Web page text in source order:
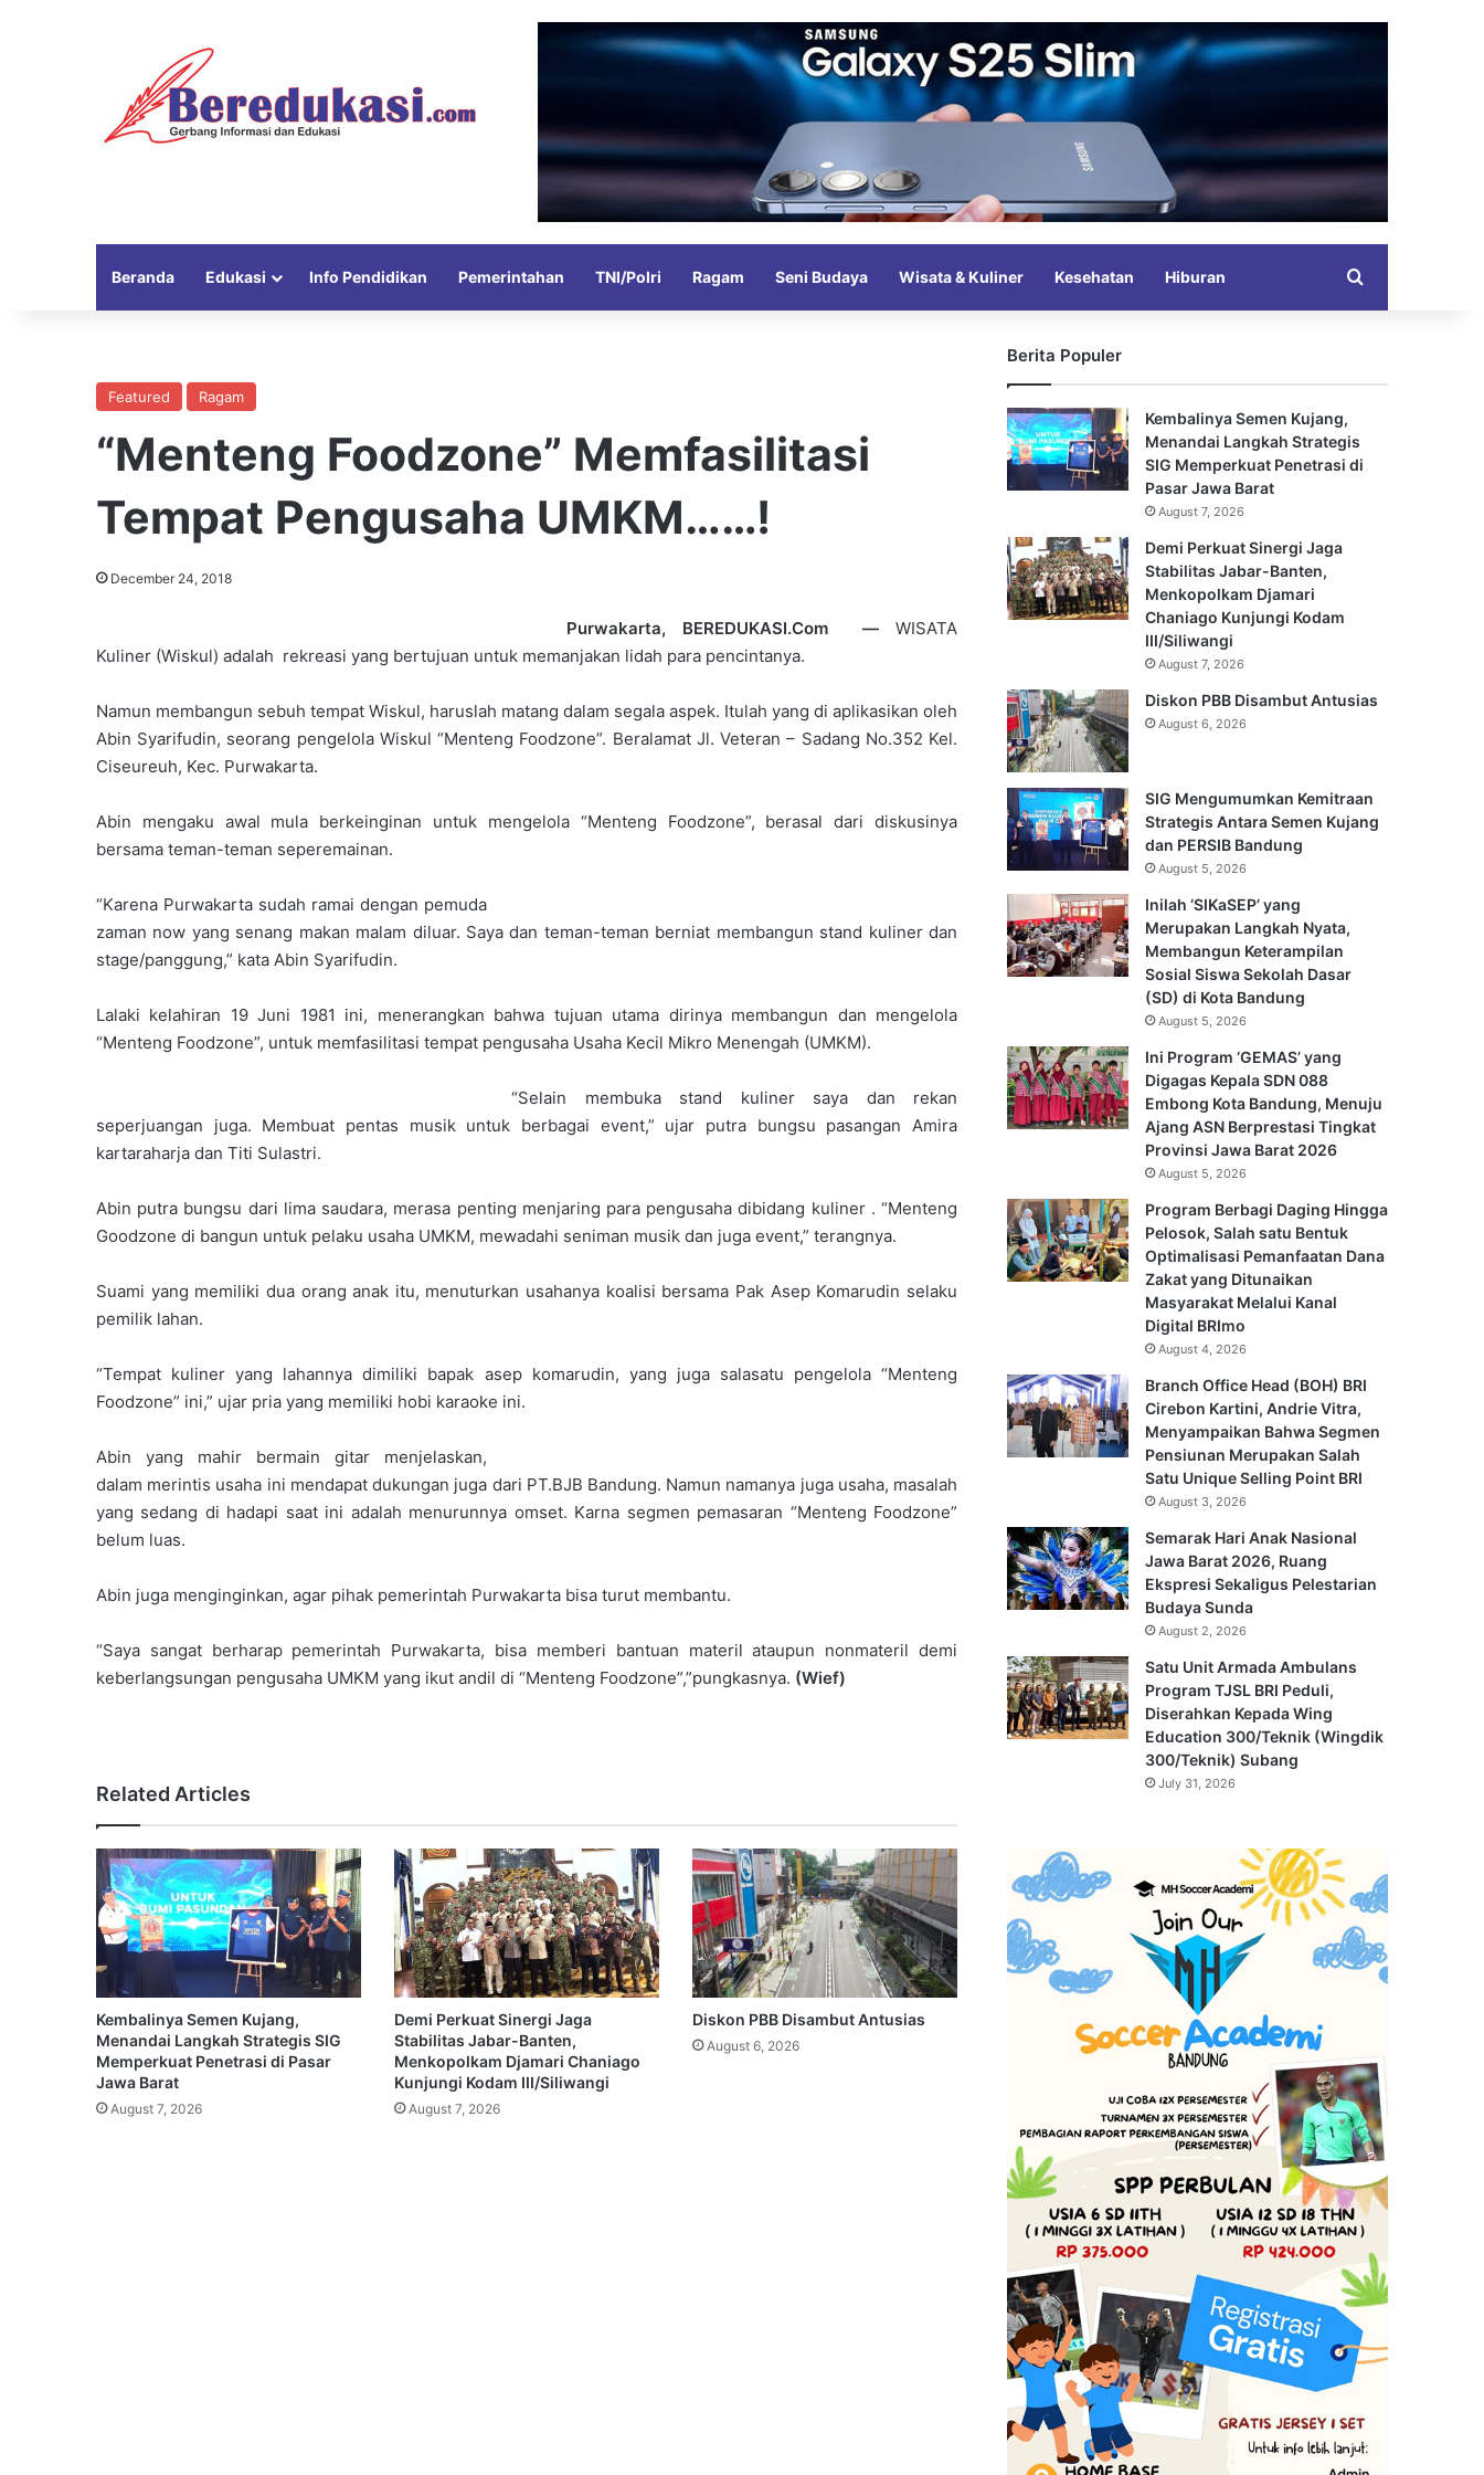
Beranda Edukasi Info Pendidikan Pemerintahan TNI/Polri Ragam Seni Budaya Wisata & Kuliner Kesehatan Hiburan
Featured Ragam
“Menteng Foodzone” Memfasilitasi
Tempat Pengusaha UMKM……!
December 24, 2018
Purwakarta, BEREDUKASI.Com — WISATA
Kuliner (Wiskul) adalah rekreasi yang bertujuan untuk memanjakan lidah para pencintanya.
Namun membangun sebuh tempat Wiskul, haruslah matang dalam segala aspek. Itulah yang di aplikasikan oleh
Abin Syarifudin, seorang pengelola Wiskul “Menteng Foodzone”. Beralamat Jl. Veteran – Sadang No.352 Kel.
Ciseureuh, Kec. Purwakarta.
Abin mengaku awal mula berkeinginan untuk mengelola “Menteng Foodzone”, berasal dari diskusinya
bersama teman-teman seperemainan.
“Karena Purwakarta sudah ramai dengan pemuda
zaman now yang senang makan malam diluar. Saya dan teman-teman berniat membangun stand kuliner dan
stage/panggung,” kata Abin Syarifudin.
Lalaki kelahiran 19 Juni 1981 ini, menerangkan bahwa tujuan utama dirinya membangun dan mengelola
“Menteng Foodzone”, untuk memfasilitasi tempat pengusaha Usaha Kecil Mikro Menengah (UMKM).
“Selain membuka stand kuliner saya dan rekan
seperjuangan juga. Membuat pentas musik untuk berbagai event,” ujar putra bungsu pasangan Amira
kartaraharja dan Titi Sulastri.
Abin putra bungsu dari lima saudara, merasa penting menjaring para pengusaha dibidang kuliner . “Menteng
Goodzone di bangun untuk pelaku usaha UMKM, mewadahi seniman musik dan juga event,” terangnya.
Suami yang memiliki dua orang anak itu, menuturkan usahanya koalisi bersama Pak Asep Komarudin selaku
pemilik lahan.
“Tempat kuliner yang lahannya dimiliki bapak asep komarudin, yang juga salasatu pengelola “Menteng
Foodzone” ini,” ujar pria yang memiliki hobi karaoke ini.
Abin yang mahir bermain gitar menjelaskan,
dalam merintis usaha ini mendapat dukungan juga dari PT.BJB Bandung. Namun namanya juga usaha, masalah
yang sedang di hadapi saat ini adalah menurunnya omset. Karna segmen pemasaran “Menteng Foodzone”
belum luas.
Abin juga menginginkan, agar pihak pemerintah Purwakarta bisa turut membantu.
“Saya sangat berharap pemerintah Purwakarta, bisa memberi bantuan materil ataupun nonmateril demi
keberlangsungan pengusaha UMKM yang ikut andil di “Menteng Foodzone”,”pungkasnya. (Wief)
Related Articles
Kembalinya Semen Kujang,
Menandai Langkah Strategis SIG
Memperkuat Penetrasi di Pasar
Jawa Barat
August 7, 2026
Demi Perkuat Sinergi Jaga
Stabilitas Jabar-Banten,
Menkopolkam Djamari Chaniago
Kunjungi Kodam III/Siliwangi
August 7, 2026
Diskon PBB Disambut Antusias
August 6, 2026
Berita Populer
Kembalinya Semen Kujang,
Menandai Langkah Strategis
SIG Memperkuat Penetrasi di
Pasar Jawa Barat
August 7, 2026
Demi Perkuat Sinergi Jaga
Stabilitas Jabar-Banten,
Menkopolkam Djamari
Chaniago Kunjungi Kodam
III/Siliwangi
August 7, 2026
Diskon PBB Disambut Antusias
August 6, 2026
SIG Mengumumkan Kemitraan
Strategis Antara Semen Kujang
dan PERSIB Bandung
August 5, 2026
Inilah ‘SIKaSEP’ yang
Merupakan Langkah Nyata,
Membangun Keterampilan
Sosial Siswa Sekolah Dasar
(SD) di Kota Bandung
August 5, 2026
Ini Program ‘GEMAS’ yang
Digagas Kepala SDN 088
Embong Kota Bandung, Menuju
Ajang ASN Berprestasi Tingkat
Provinsi Jawa Barat 2026
August 5, 2026
Program Berbagi Daging Hingga
Pelosok, Salah satu Bentuk
Optimalisasi Pemanfaatan Dana
Zakat yang Ditunaikan
Masyarakat Melalui Kanal
Digital BRImo
August 4, 2026
Branch Office Head (BOH) BRI
Cirebon Kartini, Andrie Vitra,
Menyampaikan Bahwa Segmen
Pensiunan Merupakan Salah
Satu Unique Selling Point BRI
August 3, 2026
Semarak Hari Anak Nasional
Jawa Barat 2026, Ruang
Ekspresi Sekaligus Pelestarian
Budaya Sunda
August 2, 2026
Satu Unit Armada Ambulans
Program TJSL BRI Peduli,
Diserahkan Kepada Wing
Education 300/Teknik (Wingdik
300/Teknik) Subang
July 31, 2026